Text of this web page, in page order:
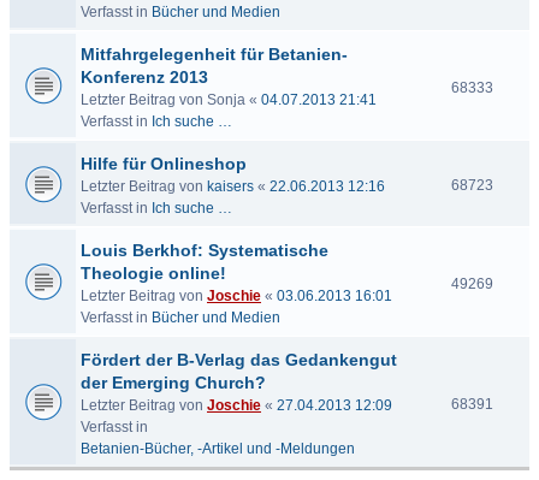
Verfasst in Bücher und Medien
Mitfahrgelegenheit für Betanien-
Konferenz 2013
Letzter Beitrag von Sonja « 04.07.2013 21:41
Verfasst in Ich suche …
68333
Hilfe für Onlineshop
Letzter Beitrag von kaisers « 22.06.2013 12:16
Verfasst in Ich suche …
68723
Louis Berkhof: Systematische
Theologie online!
Letzter Beitrag von Joschie « 03.06.2013 16:01
Verfasst in Bücher und Medien
49269
Fördert der B-Verlag das Gedankengut
der Emerging Church?
Letzter Beitrag von Joschie « 27.04.2013 12:09
Verfasst in
Betanien-Bücher, -Artikel und -Meldungen
68391